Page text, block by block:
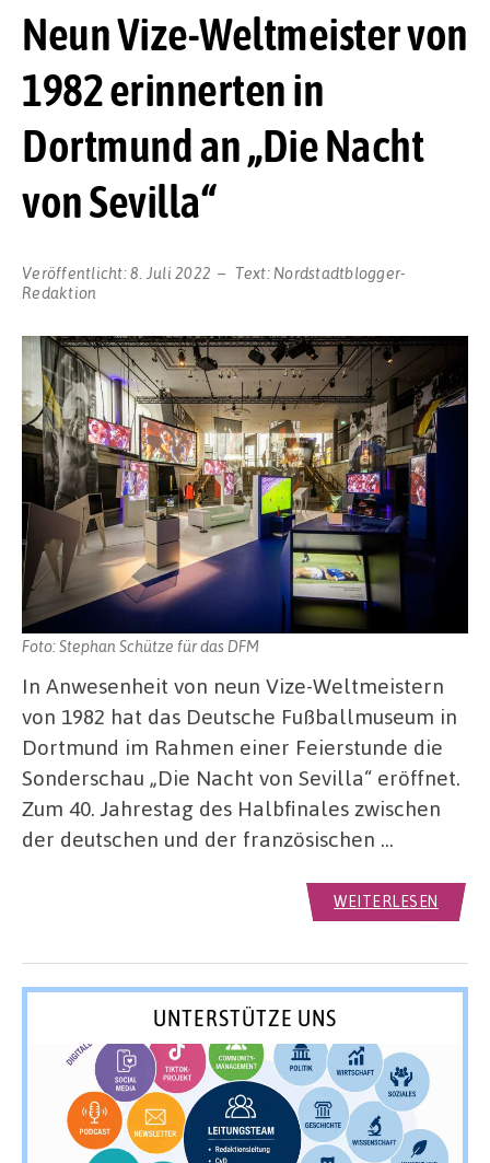
Neun Vize-Weltmeister von
1982 erinnerten in
Dortmund an „Die Nacht
von Sevilla“
Veröffentlicht:8. Juli 2022 Text: Nordstadtblogger-
Redaktion
Foto: Stephan Schütze für das DFM
In Anwesenheit von neun Vize-Weltmeistern
von 1982 hat das Deutsche Fußballmuseum in
Dortmund im Rahmen einer Feierstunde die
Sonderschau „Die Nacht von Sevilla“ eröffnet.
Zum 40. Jahrestag des Halbfinales zwischen
der deutschen und der französischen …
WEITERLESEN
UNTERSTÜTZE UNS